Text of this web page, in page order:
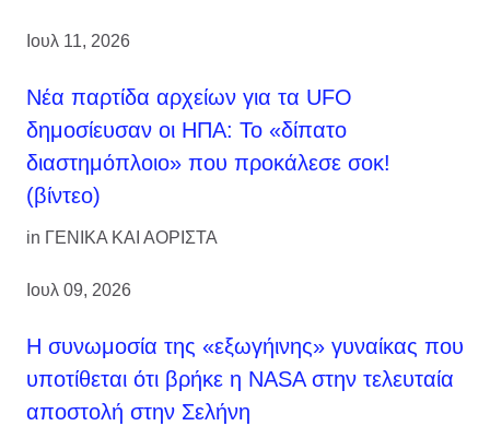
Ιουλ 11, 2026
Νέα παρτίδα αρχείων για τα UFO
δημοσίευσαν οι ΗΠΑ: Το «δίπατο
διαστημόπλοιο» που προκάλεσε σοκ!
(βίντεο)
in ΓΕΝΙΚΑ ΚΑΙ ΑΟΡΙΣΤΑ
Ιουλ 09, 2026
Η συνωμοσία της «εξωγήινης» γυναίκας που
υποτίθεται ότι βρήκε η NASA στην τελευταία
αποστολή στην Σελήνη